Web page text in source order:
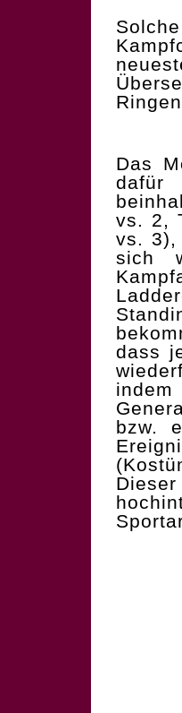
Das
dafür
vs. 2,
vs. 3),
sich
dass
bzw.